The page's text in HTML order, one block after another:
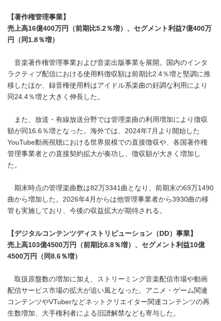
【著作権管理事業】
売上高16億400万円（前期比5.2％増）、セグメント利益7億400万
円（同1.8％増）
音楽著作権管理事業および音楽出版事業を展開。国内のインタ
ラクティブ配信における使用料徴収額は前期比2.4％増と堅調に推
移したほか、録音権使用料はアイドル系楽曲の好調な利用により
同24.4％増と大きく伸長した。
また、放送・有線放送分野では管理楽曲の利用増加により徴収
額が同16.6％増となった。海外では、2024年7月より開始した
YouTube動画視聴における世界規模での直接徴収や、各国著作権
管理事業者との直接契約拡大が奏功し、徴収額が大きく増加し
た。
期末時点の管理楽曲数は82万3341曲となり、前期末の69万1490
曲から増加した。2026年4月からは他管理事業者から3930曲の移
管も実施しており、今後の収益拡大が期待される。
【デジタルコンテンツディストリビューション（DD）事業】
売上高103億4500万円（前期比6.8％増）、セグメント利益10億
4500万円（同8.6％増）
取扱原盤数の増加に加え、ストリーミング音楽配信市場や動画
配信サービス市場の拡大が追い風となった。アニメ・ゲーム関連
コンテンツやVTuberなどネットクリエイター関連コンテンツの再
生数増加、大手権利者による旧譜解禁なども寄与した。